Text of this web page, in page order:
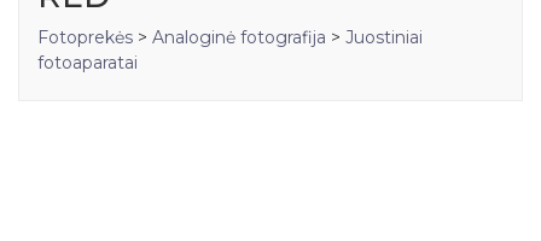
Fotoprekės > Analoginė fotografija > Juostiniai
fotoaparatai